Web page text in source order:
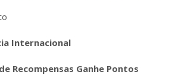
Internacional
Recompensas Ganhe Pontos